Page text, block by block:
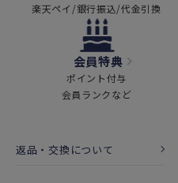
楽天ペイ/銀行振込/代金引換
会員特典
ポイント付与
会員ランクなど
返品・交換について